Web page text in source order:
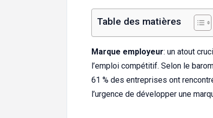
Table des matières
Marque employeur: un atout
l’emploi compétitif. Selon le
61 % des entreprises ont
l’urgence de développer une